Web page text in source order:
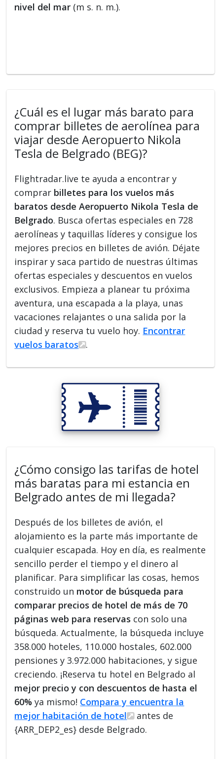
nivel del mar (m s. n. m.).
¿Cuál es el lugar más barato para
comprar billetes de aerolínea para
viajar desde Aeropuerto Nikola
Tesla de Belgrado (BEG)?
Flightradar.live te ayuda a encontrar y
comprar billetes para los vuelos más
baratos desde Aeropuerto Nikola Tesla de
Belgrado. Busca ofertas especiales en 728
aerolíneas y taquillas líderes y consigue los
mejores precios en billetes de avión. Déjate
inspirar y saca partido de nuestras últimas
ofertas especiales y descuentos en vuelos
exclusivos. Empieza a planear tu próxima
aventura, una escapada a la playa, unas
vacaciones relajantes o una salida por la
ciudad y reserva tu vuelo hoy. Encontrar
vuelos baratos
.
¿Cómo consigo las tarifas de hotel
más baratas para mi estancia en
Belgrado antes de mi llegada?
Después de los billetes de avión, el
alojamiento es la parte más importante de
cualquier escapada. Hoy en día, es realmente
sencillo perder el tiempo y el dinero al
planificar. Para simplificar las cosas, hemos
construido un motor de búsqueda para
comparar precios de hotel de más de 70
páginas web para reservas con solo una
búsqueda. Actualmente, la búsqueda incluye
358.000 hoteles, 110.000 hostales, 602.000
pensiones y 3.972.000 habitaciones, y sigue
creciendo. ¡Reserva tu hotel en Belgrado al
mejor precio y con descuentos de hasta el
60% ya mismo! Compara y encuentra la
mejor habitación de hotel
antes de
{ARR_DEP2_es} desde Belgrado.